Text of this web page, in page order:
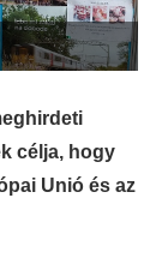
célja, hogy
Unió és az